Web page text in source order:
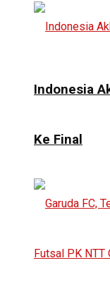
Indonesia
Ke Final